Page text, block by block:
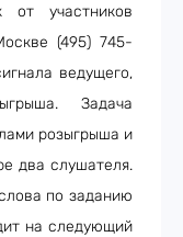
участников
(495) 745-
ведущего,
Задача
розыгрыша и
два слушателя.
по заданию
на следующий